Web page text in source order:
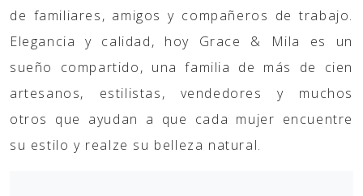
de familiares, amigos y compañeros de trabajo.
Elegancia y calidad, hoy Grace & Mila es un
sueño compartido, una familia de más de cien
artesanos, estilistas, vendedores y muchos
otros que ayudan a que cada mujer encuentre
su estilo y realze su belleza natural.